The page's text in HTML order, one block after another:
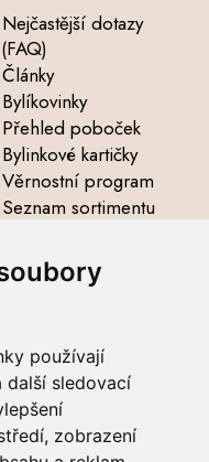
používají
další sledovací
zobrazení
Nejčastější dotazy
(FAQ)
Články
Bylíkovinky
Přehled poboček
Bylinkové kartičky
Věrnostní program
Seznam sortimentu
údajů